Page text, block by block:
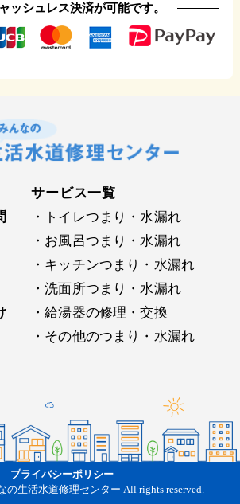
ッシュレス決済が可能です。
サービス⼀覧
・トイレつまり・水漏れ
・お⾵呂つまり・水漏れ
・キッチンつまり・水漏れ
・洗⾯所つまり・水漏れ
・給湯器の修理・交換
・その他のつまり・水漏れ
プライバシーポリシー
の⽣活⽔道修理センター All rights reserved.